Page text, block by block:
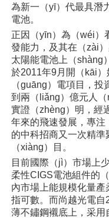
為新一（yī）代最具潛
電池。
正因（yīn）為（wéi）
發能力，及其在（zài
太陽能電池上（shàng
於2011年9月開（kāi
（guāng）電項目，
到兩（liǎng）億元人
實證（zhèng）明，經
年來的飛速發展，專
的中科招商又一次精
（xiàng）目。
目前國際（jì）市場上
柔性CIGS電池組件的
內市場上能規模化量
指可數。而尚越光電
薄不鏽鋼襯底上，采